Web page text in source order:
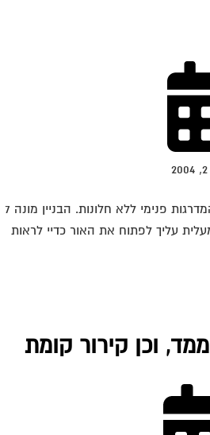
בבניין בו אני מתגוררת חדר המדרגות פנימי ללא חלונות. הבניין מונה 7
עליך לפתוח את האור כדיי לראות
וכן קירור קומת